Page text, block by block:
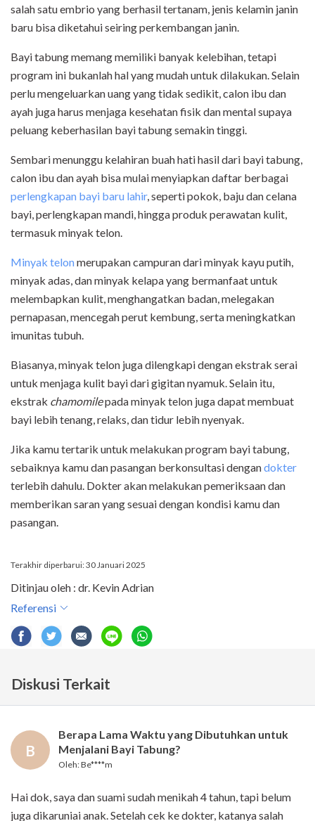
salah satu embrio yang berhasil tertanam, jenis kelamin janin
baru bisa diketahui seiring perkembangan janin.
Bayi tabung memang memiliki banyak kelebihan, tetapi
program ini bukanlah hal yang mudah untuk dilakukan. Selain
perlu mengeluarkan uang yang tidak sedikit, calon ibu dan
ayah juga harus menjaga kesehatan fisik dan mental supaya
peluang keberhasilan bayi tabung semakin tinggi.
Sembari menunggu kelahiran buah hati hasil dari bayi tabung,
calon ibu dan ayah bisa mulai menyiapkan daftar berbagai
perlengkapan bayi baru lahir, seperti pokok, baju dan celana
bayi, perlengkapan mandi, hingga produk perawatan kulit,
termasuk minyak telon.
Minyak telonmerupakan campuran dari minyak kayu putih,
minyak adas, dan minyak kelapa yang bermanfaat untuk
melembapkan kulit, menghangatkan badan, melegakan
pernapasan, mencegah perut kembung, serta meningkatkan
imunitas tubuh.
Biasanya, minyak telon juga dilengkapi dengan ekstrak serai
untuk menjaga kulit bayi dari gigitan nyamuk. Selain itu,
ekstrak chamomilepada minyak telon juga dapat membuat
bayi lebih tenang, relaks, dan tidur lebih nyenyak.
Jika kamu tertarik untuk melakukan program bayi tabung,
sebaiknya kamu dan pasangan berkonsultasi dengandokter
terlebih dahulu. Dokter akan melakukan pemeriksaan dan
memberikan saran yang sesuai dengan kondisi kamu dan
pasangan.
Terakhir diperbarui: 30 Januari 2025